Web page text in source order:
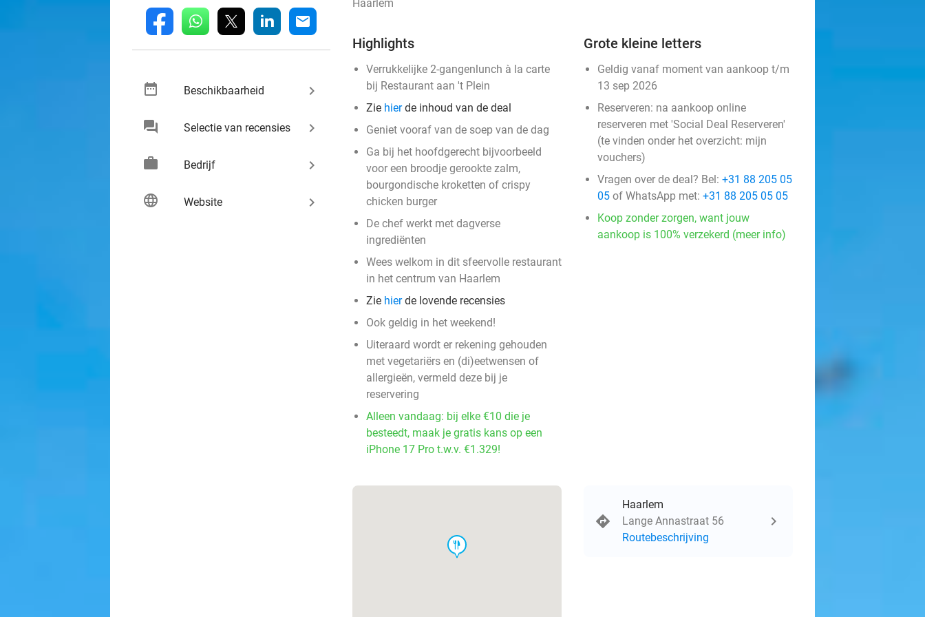
fb whatsapp linkedin mail
date_range Beschikbaarheid keyboard_arrow_right
chat Selectie van recensies keyboard_arrow_right
work Bedrijf keyboard_arrow_right
language Website keyboard_arrow_right
Haarlem
Highlights
Verrukkelijke 2-gangenlunch à la carte
bij Restaurant aan 't Plein
Zie hierde inhoud van de deal
Geniet vooraf van de soep van de dag
Ga bij het hoofdgerecht bijvoorbeeld
voor een broodje gerookte zalm,
bourgondische kroketten of crispy
chicken burger
De chef werkt met dagverse
ingrediënten
Wees welkom in dit sfeervolle restaurant
in het centrum van Haarlem
Zie hierde lovende recensies
Ook geldig in het weekend!
Uiteraard wordt er rekening gehouden
met vegetariërs en (di)eetwensen of
allergieën, vermeld deze bij je
reservering
Alleen vandaag: bij elke €10 die je
besteedt, maak je gratis kans op een
iPhone 17 Pro t.w.v. €1.329!
Grote kleine letters
Geldig vanaf moment van aankoop t/m
13 sep 2026
Reserveren: na aankoop online
reserveren met 'Social Deal Reserveren'
(te vinden onder het overzicht: mijn
vouchers)
Vragen over de deal? Bel: +31 88 205 05
05 of WhatsApp met: +31 88 205 05 05
Koop zonder zorgen, want jouw
aankoop is 100% verzekerd (meer info)
food
Haarlem
Lange Annastraat 56
Routebeschrijving